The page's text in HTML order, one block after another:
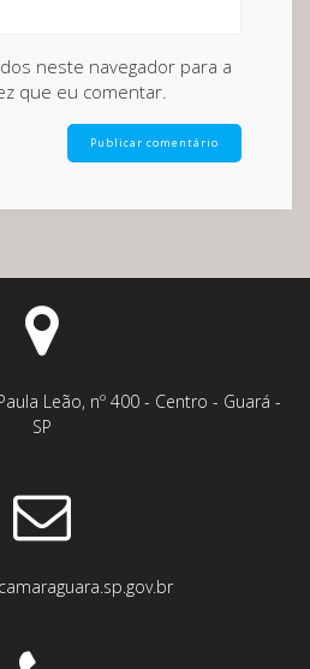
neste navegador para a
que eu comentar.
Leão, nº 400 - Centro - Guará -
SP